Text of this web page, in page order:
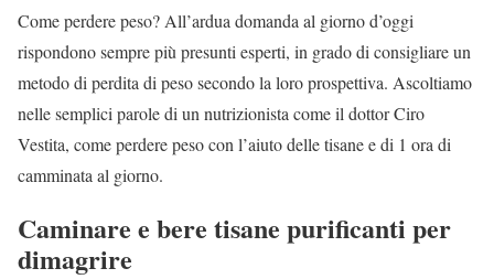
Come perdere peso? All’ardua domanda al giorno d’oggi
rispondono sempre più presunti esperti, in grado di consigliare un
metodo di perdita di peso secondo la loro prospettiva. Ascoltiamo
nelle semplici parole di un nutrizionista come il dottor Ciro
Vestita, come perdere peso con l’aiuto delle tisane e di 1 ora di
camminata al giorno.
Caminare e bere tisane purificanti per
dimagrire